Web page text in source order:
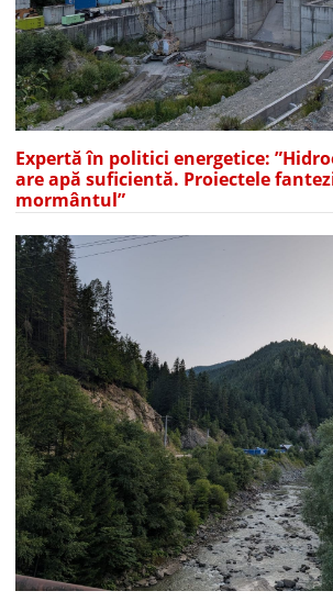
Expertă în politici energetice:
are apă suficientă. Proiectele
mormântul”